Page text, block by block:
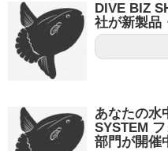
DIVE BIZ
社が新製品
あなたの水
SYSTEM
部門が開催